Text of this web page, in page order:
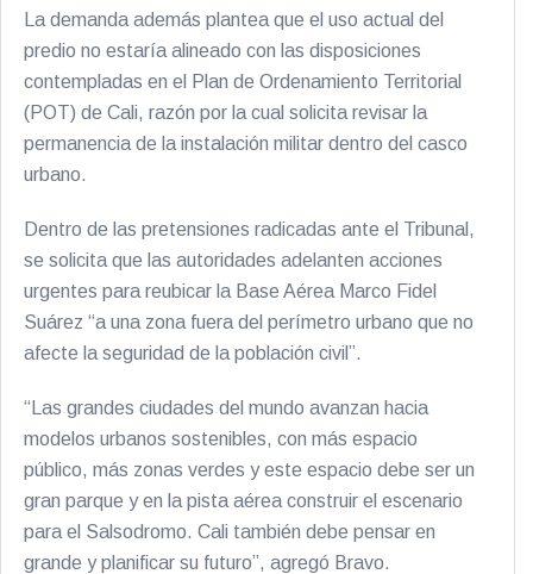
La demanda además plantea que el uso actual del
predio no estaría alineado con las disposiciones
contempladas en el Plan de Ordenamiento Territorial
(POT) de Cali, razón por la cual solicita revisar la
permanencia de la instalación militar dentro del casco
urbano.
Dentro de las pretensiones radicadas ante el Tribunal,
se solicita que las autoridades adelanten acciones
urgentes para reubicar la Base Aérea Marco Fidel
Suárez “a una zona fuera del perímetro urbano que no
afecte la seguridad de la población civil”.
“Las grandes ciudades del mundo avanzan hacia
modelos urbanos sostenibles, con más espacio
público, más zonas verdes y este espacio debe ser un
gran parque y en la pista aérea construir el escenario
para el Salsodromo. Cali también debe pensar en
grande y planificar su futuro”, agregó Bravo.